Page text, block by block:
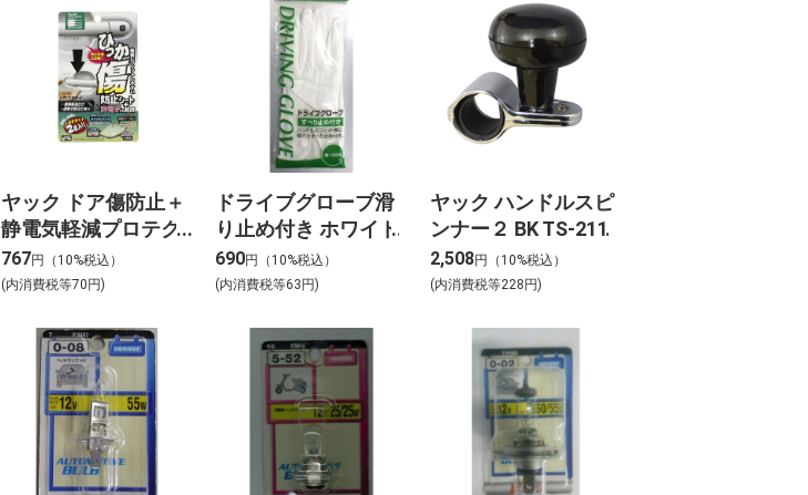
ヤック ドア傷防止＋
静電気軽減プロテク
ターC TS-247
767円（10%税込）
(内消費税等70円)
ドライブグローブ滑
り止め付き ホワイト
690円（10%税込）
(内消費税等63円)
ヤック ハンドルスピ
ンナー２ BK TS-211
2,508円（10%税込）
(内消費税等228円)